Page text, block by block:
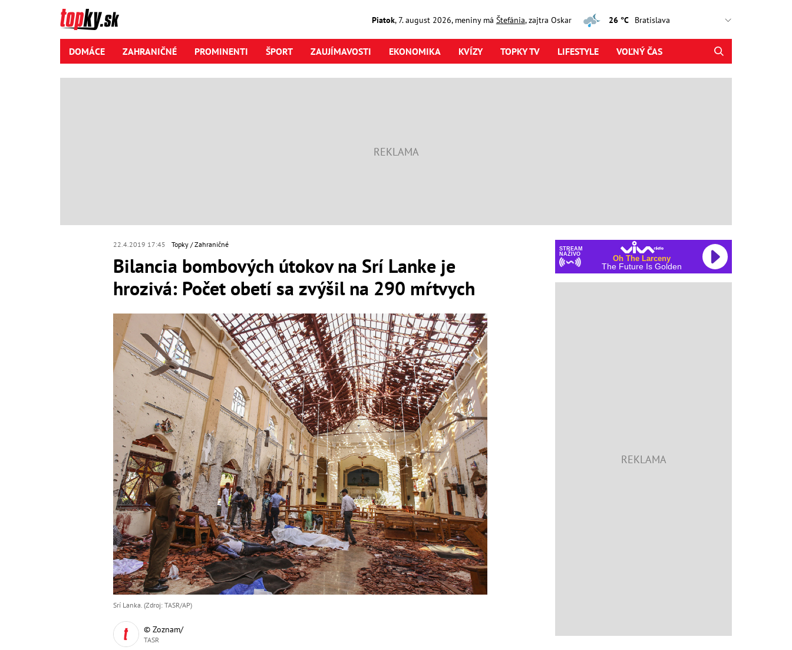
Piatok,7. august2026, meniny má Štefánia, zajtra Oskar 26 °C
DOMÁCE ZAHRANIČNÉ PROMINENTI ŠPORT ZAUJÍMAVOSTI EKONOMIKA KVÍZY TOPKY TV LIFESTYLE VOĽNÝ ČAS
22.4.2019 17:45 Topky Zahraničné
Bilancia bombových útokov na Srí Lanke je
hrozivá: Počet obetí sa zvýšil na 290 mŕtvych
Srí Lanka. (Zdroj: TASR/AP)
© Zoznam/
TASR
STREAM
NAŽIVO
Oh The Larceny
The Future Is Golden